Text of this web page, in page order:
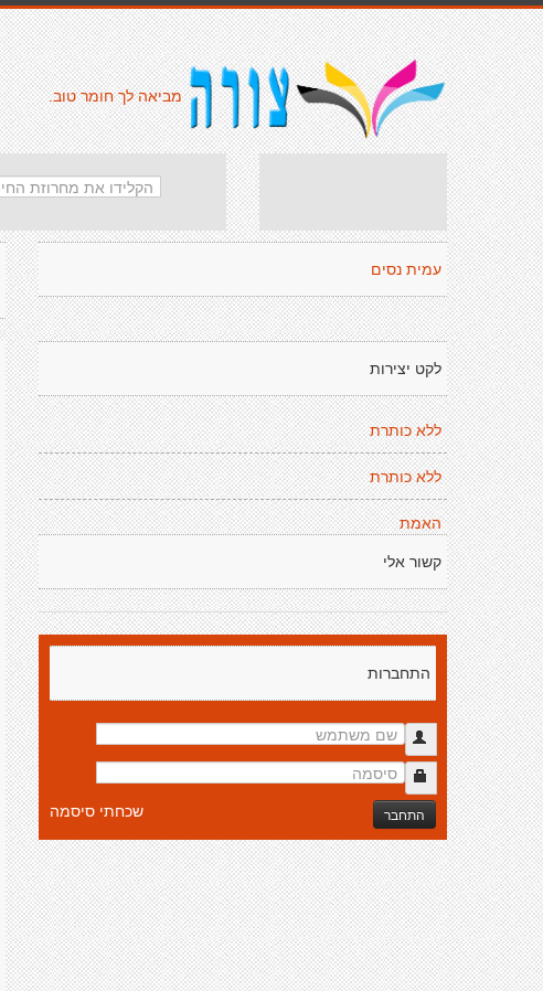
מביאה לך חומר טוב.
עמית נסים
לקט יצירות
ללא כותרת
ללא כותרת
האמת
קשור אלי
התחברות
התחבר שכחתי סיסמה